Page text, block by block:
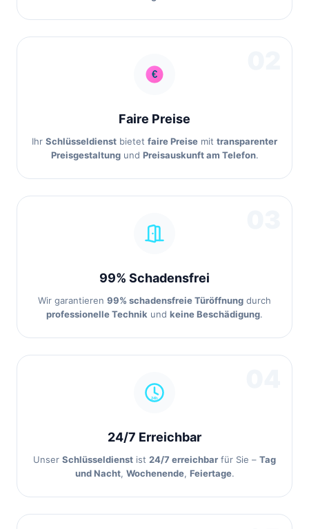
Faire Preise
Ihr Schlüsseldienst bietet faire Preise mit transparenter
Preisgestaltungund Preisauskunft am Telefon.
99% Schadensfrei
Wir garantieren 99% schadensfreie Türöffnung durch
professionelle Technik und keine Beschädigung.
24/7 Erreichbar
Unser Schlüsseldienst ist 24/7 erreichbar für Sie – Tag
und Nacht, Wochenende, Feiertage.